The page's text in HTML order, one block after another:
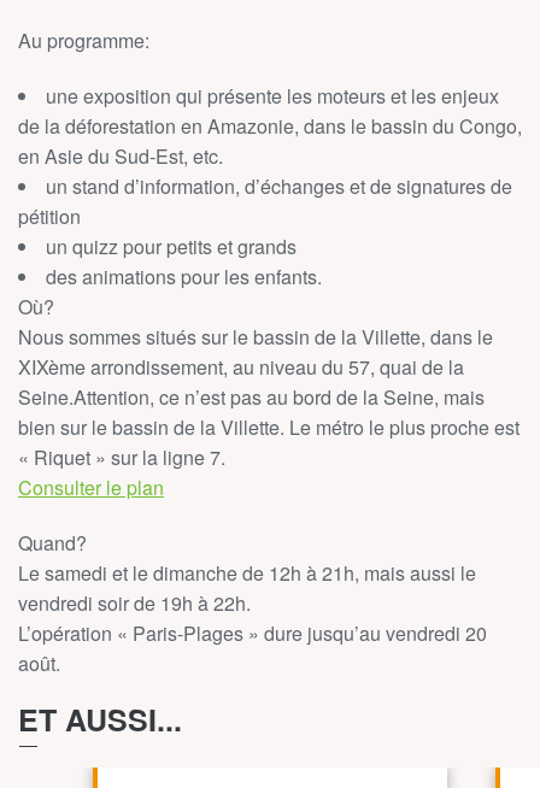
Au programme:
une exposition qui présente les moteurs et les enjeux
de la déforestation en Amazonie, dans le bassin du Congo,
en Asie du Sud-Est, etc.
un stand d’information, d’échanges et de signatures de
pétition
un quizz pour petits et grands
des animations pour les enfants.
Où?
Nous sommes situés sur le bassin de la Villette, dans le
XIXème arrondissement, au niveau du 57, quai de la
Seine.Attention, ce n’est pas au bord de la Seine, mais
bien sur le bassin de la Villette. Le métro le plus proche est
« Riquet » sur la ligne 7.
Consulter le plan
Quand?
Le samedi et le dimanche de 12h à 21h, mais aussi le
vendredi soir de 19h à 22h.
L’opération « Paris-Plages » dure jusqu’au vendredi 20
août.
ET AUSSI...